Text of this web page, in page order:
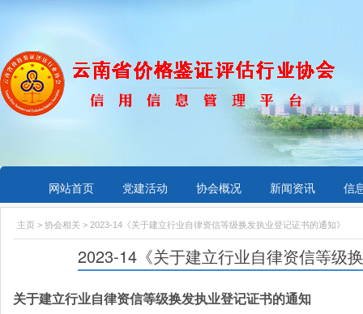
网站首页 党建活动 协会概况 新闻资讯 信
主页 > 协会相关 > 2023-14《关于建立行业自律资信等级换发执业登记证书的通知》
2023-14《关于建立行业自律资信等级
关于建立行业自律资信等级换发执业登记证书的通知